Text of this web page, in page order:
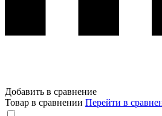
Добавить в сравнение
Товар в сравнении Перейти в